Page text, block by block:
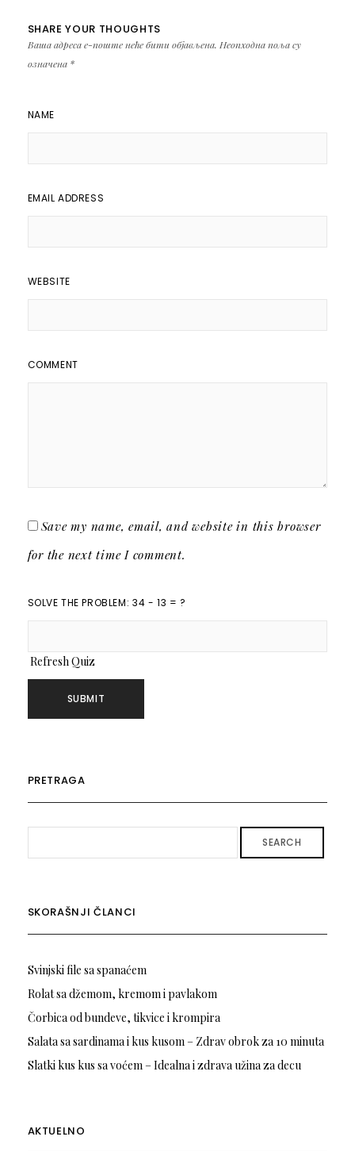
SHARE YOUR THOUGHTS
Ваша адреса е-поште неће бити објављена. Неопходна поља су
означена *
NAME
EMAIL ADDRESS
WEBSITE
COMMENT
Save my name, email, and website in this browser
for the next time I comment.
SOLVE THE PROBLEM: 34 - 13 = ?
Refresh Quiz
PRETRAGA
SEARCH
SKORAŠNJI ČLANCI
Svinjski file sa spanaćem
Rolat sa džemom, kremom i pavlakom
Čorbica od bundeve, tikvice i krompira
Salata sa sardinama i kus kusom – Zdrav obrok za 10 minuta
Slatki kus kus sa voćem – Idealna i zdrava užina za decu
AKTUELNO